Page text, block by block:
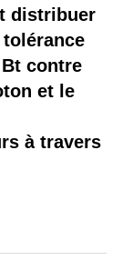
distribuer
contre
et le
à travers